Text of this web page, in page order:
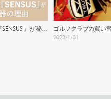
』が秘密
ゴルフクラブの買い
ゴルフを楽しく
2023/1/31